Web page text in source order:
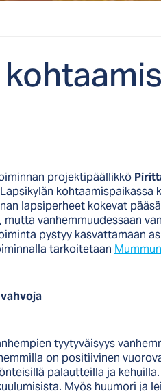
projektipäällikkö
lapsiperheet kokevat
vanhemmuudessaan
pystyy kasvattamaan
tarkoitetaan
tyytyväisyys
on positiivinen
palautteilla ja
Myös huumori ja